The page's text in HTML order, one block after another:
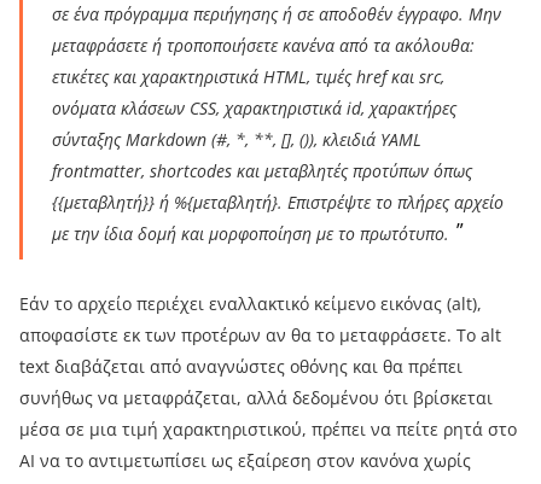
σε ένα πρόγραμμα περιήγησης ή σε αποδοθέν έγγραφο. Μην
μεταφράσετε ή τροποποιήσετε κανένα από τα ακόλουθα:
ετικέτες και χαρακτηριστικά HTML, τιμές href και src,
ονόματα κλάσεων CSS, χαρακτηριστικά id, χαρακτήρες
σύνταξης Markdown (#, *, **, [], ()), κλειδιά YAML
frontmatter, shortcodes και μεταβλητές προτύπων όπως
{{μεταβλητή}} ή %{μεταβλητή}. Επιστρέψτε το πλήρες αρχείο
με την ίδια δομή και μορφοποίηση με το πρωτότυπο.
Εάν το αρχείο περιέχει εναλλακτικό κείμενο εικόνας (alt),
αποφασίστε εκ των προτέρων αν θα το μεταφράσετε. Το alt
text διαβάζεται από αναγνώστες οθόνης και θα πρέπει
συνήθως να μεταφράζεται, αλλά δεδομένου ότι βρίσκεται
μέσα σε μια τιμή χαρακτηριστικού, πρέπει να πείτε ρητά στο
AI να το αντιμετωπίσει ως εξαίρεση στον κανόνα χωρίς